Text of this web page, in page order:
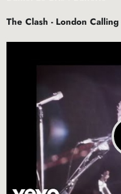
The Clash - London Calling